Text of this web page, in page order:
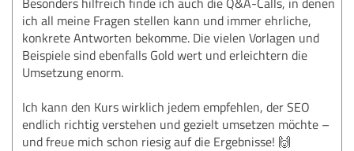
ich all meine Fragen stellen kann und immer ehrliche,
konkrete Antworten bekomme. Die vielen Vorlagen und
Beispiele sind ebenfalls Gold wert und erleichtern die
Umsetzung enorm.
Ich kann den Kurs wirklich jedem empfehlen, der SEO
endlich richtig verstehen und gezielt umsetzen möchte –
und freue mich schon riesig auf die Ergebnisse! 🙌